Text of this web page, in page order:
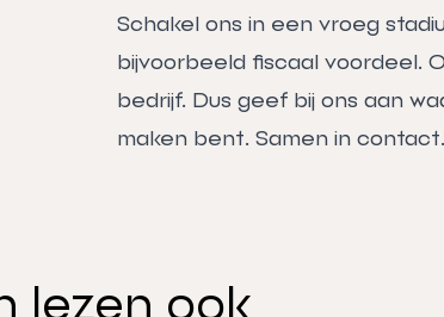
Schakel ons in een vroeg
bijvoorbeeld fiscaal voordeel.
bedrijf. Dus geef bij ons aan
maken bent. Samen in
lezen ook